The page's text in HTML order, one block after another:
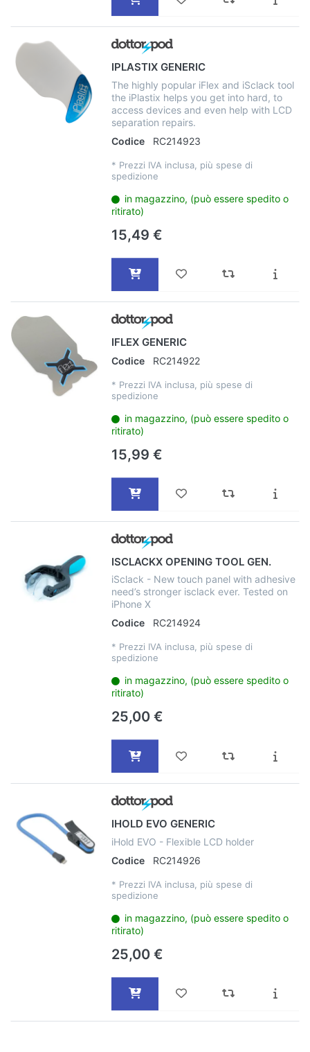
IPLASTIX GENERIC
The highly popular iFlex and iSclack tool
the iPlastix helps you get into hard, to
access devices and even help with LCD
separation repairs.
Codice
RC214923
* Prezzi IVA inclusa, più spese di
spedizione
in magazzino, (può essere spedito o
ritirato)
15,49 €
IFLEX GENERIC
Codice RC214922
* Prezzi IVA inclusa, più spese di
spedizione
in magazzino, (può essere spedito o
ritirato)
15,99 €
ISCLACKX OPENING TOOL GEN.
iSclack - New touch panel with adhesive
need’s stronger isclack ever. Tested on
iPhone X
Codice
RC214924
* Prezzi IVA inclusa, più spese di
spedizione
in magazzino, (può essere spedito o
ritirato)
25,00 €
IHOLD EVO GENERIC
iHold EVO - Flexible LCD holder
Codice
RC214926
* Prezzi IVA inclusa, più spese di
spedizione
in magazzino, (può essere spedito o
ritirato)
25,00 €